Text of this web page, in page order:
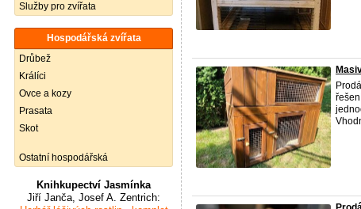
Služby pro zvířata
Hospodářská zvířata
Drůbež
Králíci
Ovce a kozy
Prasata
Skot
Ostatní hospodářská
Knihkupectví Jasmínka
Jiří Janča, Josef A. Zentrich: